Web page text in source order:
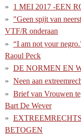
1 MEI 2017 -EEN
"Geen spijt van
VTF/R onderaan
“I am not your
Raoul Peck
DE NORMEN EN
Neen aan
Brief van Vrouwen
Bart De Wever
BETOGEN